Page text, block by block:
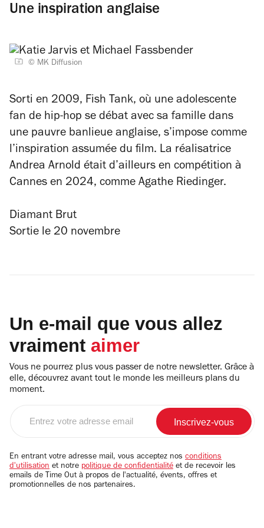
Une inspiration anglaise
© MK Diffusion
Sorti en 2009, Fish Tank, où une adolescente
fan de hip-hop se débat avec sa famille dans
une pauvre banlieue anglaise, s’impose comme
l’inspiration assumée du film. La réalisatrice
Andrea Arnold était d’ailleurs en compétition à
Cannes en 2024, comme Agathe Riedinger.
Diamant Brut
Sortie le 20 novembre
Un e-mail que vous allez
vraiment aimer
Vous ne pourrez plus vous passer de notre newsletter. Grâce à
elle, découvrez avant tout le monde les meilleurs plans du
moment.
email
En entrant votre adresse mail, vous acceptez nos conditions
d'utilisation et notre politique de confidentialité et de recevoir les
emails de Time Out à propos de l'actualité, évents, offres et
promotionnelles de nos partenaires.